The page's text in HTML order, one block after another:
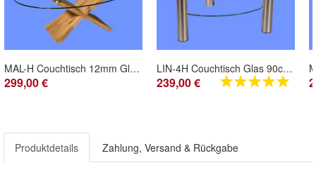
MAL-H Couchtisch 12mm Glasplatte oval oder rechteck Massivholz Kreuzgestell ab Werk
299,00 €
LIN-4H Couchtisch Glas 90cm Ø Wankelform mit oder ohne Ablage Chromgestell mit Rolle
239,00 €
Produktdetails Zahlung, Versand & Rückgabe